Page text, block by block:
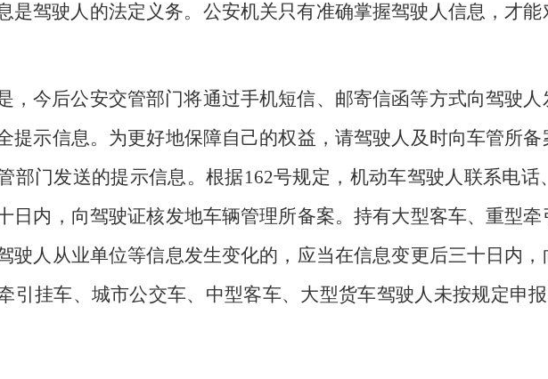
是驾驶人的法定义务。公安机关只有准确掌握驾驶人信息，才
，今后公安交管部门将通过手机短信、邮寄信函等方式向驾驶
提示信息。为更好地保障自己的权益，请驾驶人及时向车管所
部门发送的提示信息。根据162号规定，机动车驾驶人联系电
日内，向驾驶证核发地车辆管理所备案。持有大型客车、重型
驶人从业单位等信息发生变化的，应当在信息变更后三十日内，
引挂车、城市公交车、中型客车、大型货车驾驶人未按规定申